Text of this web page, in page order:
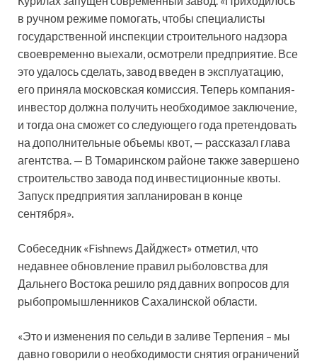
в ручном режиме помогать, чтобы специалисты
государственной инспекции строительного надзора
своевременно выехали, осмотрели предприятие. Все
это удалось сделать, завод введен в эксплуатацию,
его приняла московская комиссия. Теперь компания-
инвестор должна получить необходимое заключение,
и тогда она сможет со следующего года претендовать
на дополнительные объемы квот, — рассказал глава
агентства. — В Томаринском районе также завершено
строительство завода под инвестиционные квоты.
Запуск предприятия запланирован в конце
сентября».
Собеседник «Fishnews Дайджест» отметил, что
недавнее обновление правил рыболовства для
Дальнего Востока решило ряд давних вопросов для
рыбопромышленников Сахалинской области.
«Это и изменения по сельди в заливе Терпения – мы
давно говорили о необходимости снятия ограничений